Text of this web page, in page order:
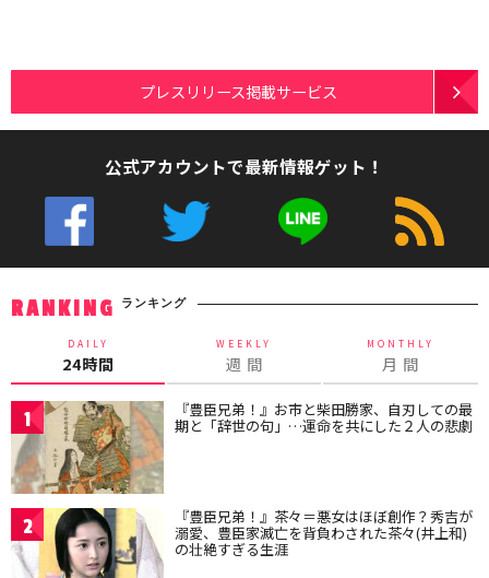
プレスリリース掲載サービス
公式アカウントで最新情報ゲット！
RANKING ランキング
DAILY
24時間
WEEKLY
週 間
MONTHLY
月 間
1 『豊臣兄弟！』お市と柴田勝家、自刃しての最
期と「辞世の句」…運命を共にした２人の悲劇
2 『豊臣兄弟！』茶々＝悪女はほぼ創作？秀吉が
溺愛、豊臣家滅亡を背負わされた茶々(井上和)
の壮絶すぎる生涯